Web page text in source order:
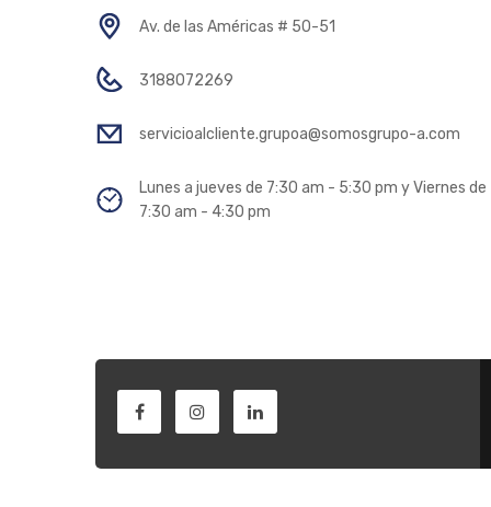
Av. de las Américas # 50-51
3188072269
servicioalcliente.grupoa@somosgrupo-a.com
Lunes a jueves de 7:30 am - 5:30 pm y Viernes de
7:30 am - 4:30 pm